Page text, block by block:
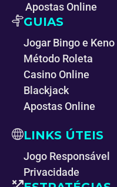
Apostas Online
GUIAS
Jogar Bingo e Keno
Método Roleta
Casino Online
Blackjack
Apostas Online
LINKS ÚTEIS
Jogo Responsável
Privacidade